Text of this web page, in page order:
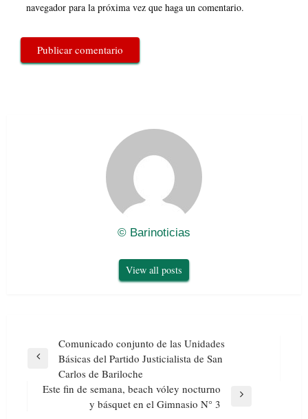
navegador para la próxima vez que haga un comentario.
© Barinoticias
View all posts
Navegación
de
entradas
Previous
Comunicado conjunto de las Unidades
Básicas del Partido Justicialista de San
Carlos de Bariloche
Este fin de semana, beach vóley nocturno
y básquet en el Gimnasio N° 3